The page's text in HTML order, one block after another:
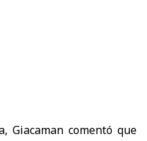
Giacaman comentó que